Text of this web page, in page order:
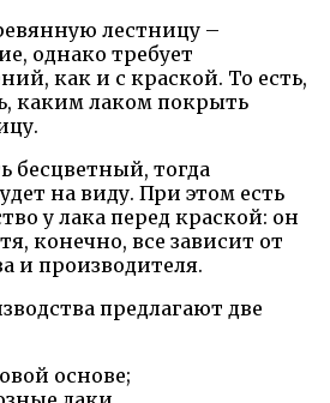
лестницу –
однако требует
как и с краской. То есть,
каким лаком покрыть
бесцветный, тогда
на виду. При этом есть
у лака перед краской: он
конечно, все зависит от
и производителя.
предлагают две
основе;